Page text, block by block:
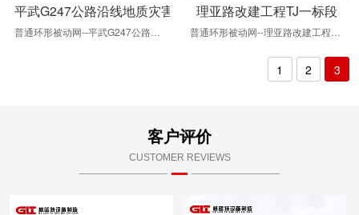
平武G247公路沿线地质灾害工程治理项目理亚路改建工程TJ一标段
1 2 3
客户评价
CUSTOMER REVIEWS